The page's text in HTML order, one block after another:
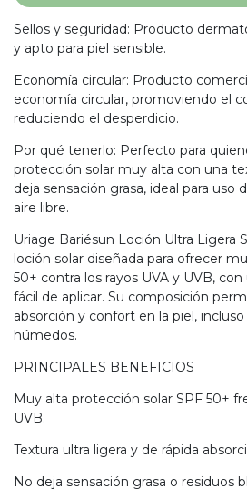
Sellos y seguridad: Producto
y apto para piel sensible.
Economía circular: Producto
economía circular, promoviendo el
reduciendo el desperdicio.
Por qué tenerlo: Perfecto para
protección solar muy alta con una
deja sensación grasa, ideal para uso
aire libre.
Uriage Bariésun Loción Ultra Ligera
loción solar diseñada para ofrecer
50+ contra los rayos UVA y UVB,
fácil de aplicar. Su composición
absorción y confort en la piel,
húmedos.
PRINCIPALES BENEFICIOS
Muy alta protección solar SPF 50+
UVB.
Textura ultra ligera y de rápida
No deja sensación grasa o residuos